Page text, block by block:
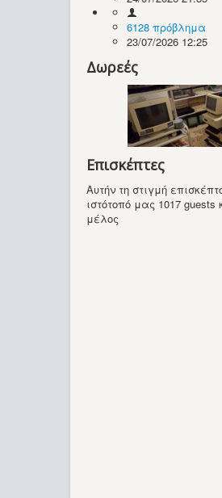
6128 πρόβλημα
23/07/2026 12:25
Δωρεές
Επισκέπτες
Αυτήν τη στιγμή
ιστότοπό μας 1017
μέλος